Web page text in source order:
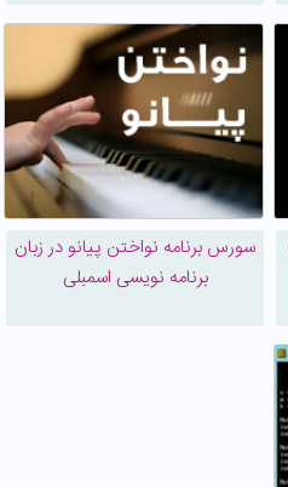
سورس برنامه نواختن پیانو در زبان
برنامه نویسی اسمبلی